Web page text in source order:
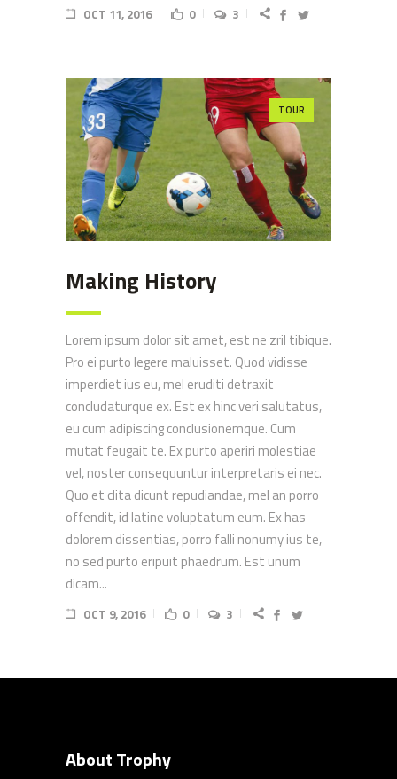
OCT 11, 2016 0 3
TOUR
Making History
Lorem ipsum dolor sit amet, est ne zril tibique.
Pro ei purto legere maluisset. Quod vidisse
imperdiet ius eu, mel eruditi detraxit
concludaturque ex. Est ex hinc veri salutatus,
eu cum adipiscing conclusionemque. Cum
mutat feugait te. Ex purto aperiri molestiae
vel, noster consequuntur interpretaris ei nec.
Quo et clita dicunt repudiandae, mel an porro
offendit, id latine voluptatum eum. Ex has
dolorem dissentias, porro falli nonumy ius te,
no sed purto eripuit phaedrum. Est unum
dicam...
OCT 9, 2016 0 3
About Trophy